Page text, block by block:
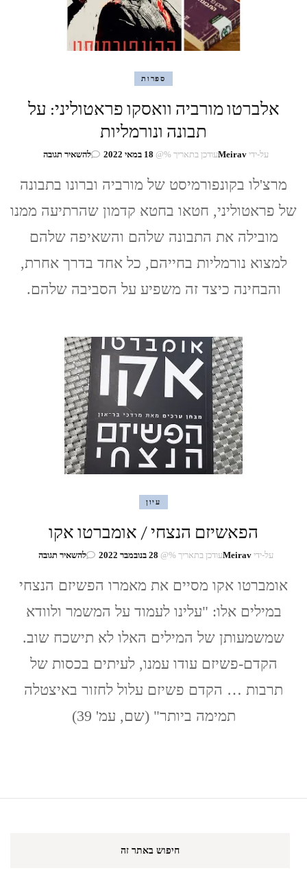
ספרות
אלברטו מורביה וואסקו פראטוליני: על
תבונה ונורמליות
על-ידיMeiravעודכן בתאריך %@ 18 במאי 2022 להשאיר תגובהבנושא
מורביה
פראטוליני:
תבונה
מרצ'לו בקונפורמיסט של מורביה וברונו בתבונה
של פראטוליני, חטאו בחטא קדמון שהרתיעה ממנו
מובילה את התבונה שלהם והשאיפה שלהם
למצוא נורמליות בחייהם, כל אחד בדרך אחרת,
והבחינה כיצד זה משפיע על הסביבה שלהם.
עיון
הפאשיזם הנצחי / אומברטו אקו
על-ידיMeiravעודכן בתאריך %@ 28 בנובמבר 2022 להשאיר תגובהבנושא
הנצחי
אומברטו
אומברטו אקו מסיים את מאמרו הפשיזם הנצחי
במילים אלו: "עלינו לעמוד על המשמר ולוודא
שמשמעותן של המילים האלו לא תישכח שוב.
הקדם-פשיזם עודו עמנו, לעיתים בכסות של
תרבות … הקדם פשיזם עלול לחזור באיצטלה
תמימה ביותר" (שם, עמ' 39)
חיפוש באתר זה